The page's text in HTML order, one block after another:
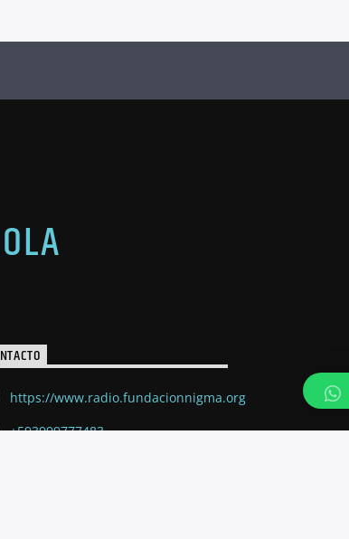
https://www.radio.fundacionnigma.org
+593999777483